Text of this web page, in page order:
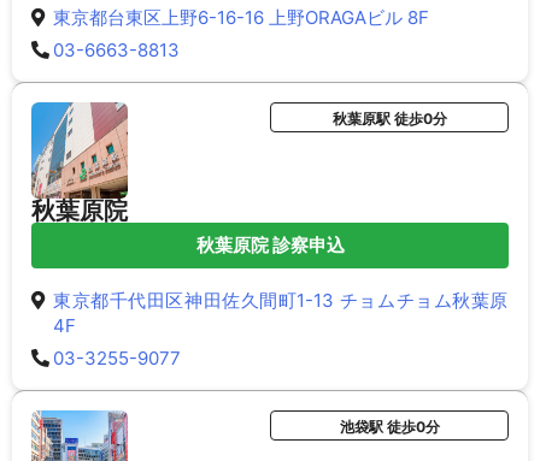
東京都台東区上野6-16-16 上野ORAGAビル 8F
03-6663-8813
秋葉原院
秋葉原駅 徒歩0分
秋葉原院 診察申込
東京都千代田区神田佐久間町1-13 チョムチョム秋葉原
4F
03-3255-9077
池袋駅 徒歩0分